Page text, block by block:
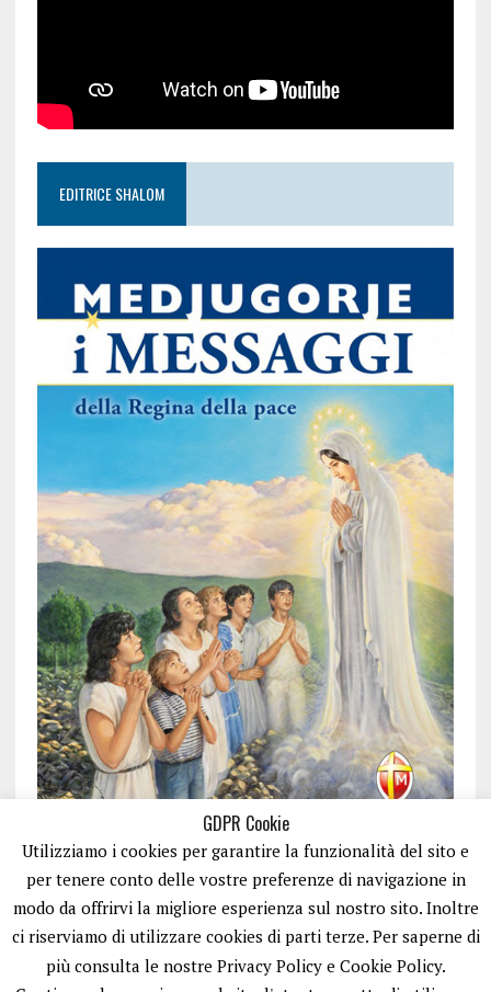
EDITRICE SHALOM
ISCRIVITI
GDPR Cookie
Utilizziamo i cookies per garantire la funzionalità del sito e
per tenere conto delle vostre preferenze di navigazione in
modo da offrirvi la migliore esperienza sul nostro sito. Inoltre
ci riserviamo di utilizzare cookies di parti terze. Per saperne di
più consulta le nostre Privacy Policy e Cookie Policy.